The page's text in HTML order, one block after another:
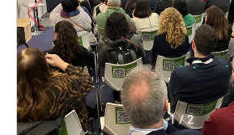
1/2